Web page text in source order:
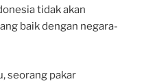
tidak akan
baik dengan negara-
seorang pakar